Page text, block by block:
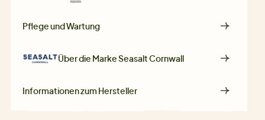
Pflege und Wartung
Über die MarkeSeasalt Cornwall
Informationen zum Hersteller